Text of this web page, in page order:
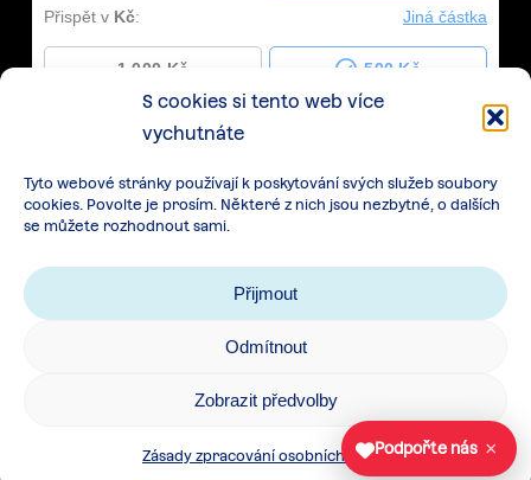
S cookies si tento web více
vychutnáte
Tyto webové stránky používají k poskytování svých služeb soubory
cookies. Povolte je prosím. Některé z nich jsou nezbytné, o dalších
se můžete rozhodnout sami.
Přijmout
Odmítnout
Zobrazit předvolby
Zásady zpracování osobních údajů
Zásady zpracování osobních údajů
Všeobecné podmínky spolupráce
Podpořte nás ×